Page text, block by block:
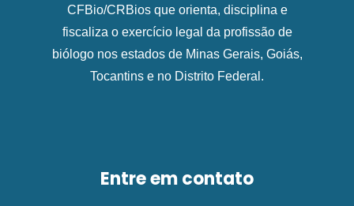
CFBio/CRBios que orienta, disciplina e
fiscaliza o exercício legal da profissão de
biólogo nos estados de Minas Gerais, Goiás,
Tocantins e no Distrito Federal.
Entre em contato